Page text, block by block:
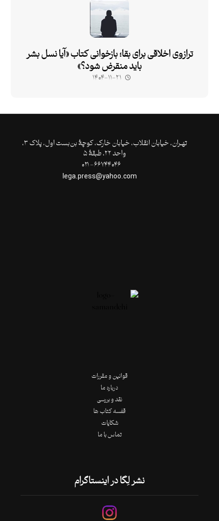
ترازوی اخلاقی برای بقا؛ بازخوانی کتاب «آیا نسل بشر
باید منقرض شود؟»
۱۴۰۴-۱۱-۲۱
تهـران،‌ خیابان انقلاب، خیابان خارک، کوچۀ بن‌بست اول، پلاک ۳،
واحد ۲۲، طبقۀ ۵
قوانین و مقررات
درباره ما
نقد و بررسی
قفسه کتاب ها
شکایات
تماس با ما
نشر لِگا در اینستاگرام